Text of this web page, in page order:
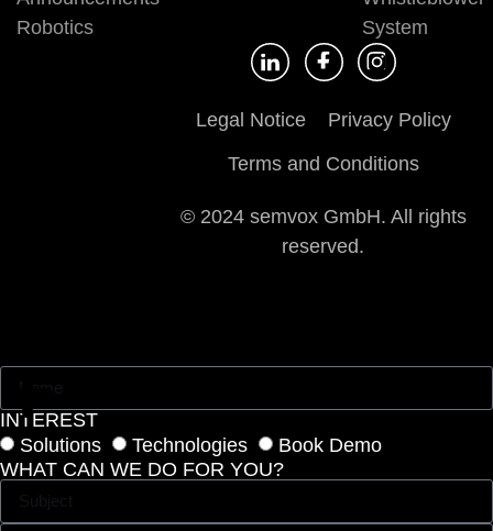
Robotics
System
Legal Notice
Privacy Policy
Terms and Conditions
© 2024 semvox GmbH. All rights
reserved.
INTEREST
Solutions
Technologies
Book Demo
WHAT CAN WE DO FOR YOU?